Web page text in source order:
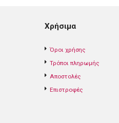
Χρήσιμα
Όροι χρήσης
Τρόποι πληρωμής
Αποστολές
Επιστροφές